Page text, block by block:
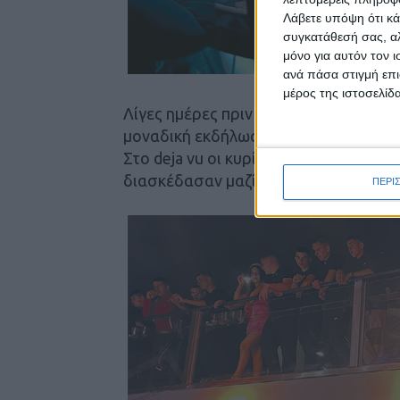
Λάβετε υπόψη ότι
συγκατάθεσή σας,
μόνο για αυτόν τον
ανά πάσα στιγμή
μέρος της
Λίγες ημέρες πριν την Αποκριά οι
μοναδική εκδήλωση για τους
Στο deja vu οι κυρίες Αθηνά και Ρία
διασκέδασαν μαζί τους στους